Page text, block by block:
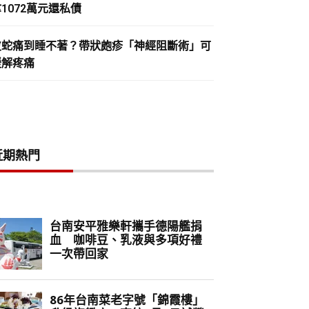
萬元還私債
痛到睡不著？帶狀皰疹「神經阻斷術」可
疼痛
熱門